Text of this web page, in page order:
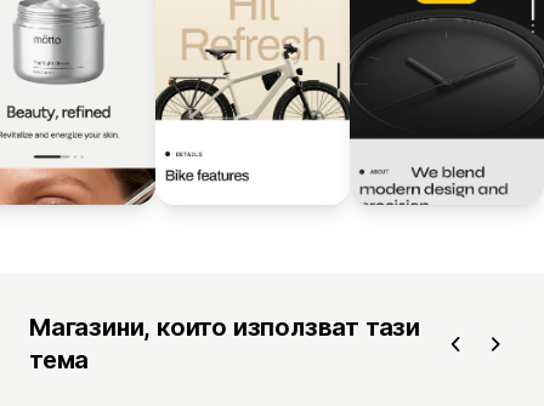
Магазини, които използват тази
тема